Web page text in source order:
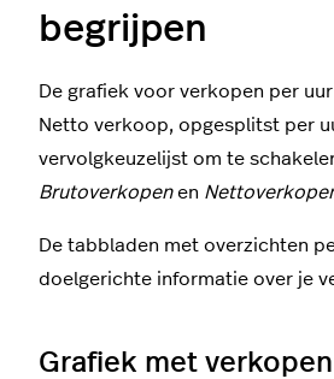
begrijpen
De grafiek voor verkopen per
Netto verkoop, opgesplitst per
vervolgkeuzelijst om te
Brutoverkopenen
De tabbladen met overzichten
doelgerichte informatie over je
Grafiek met